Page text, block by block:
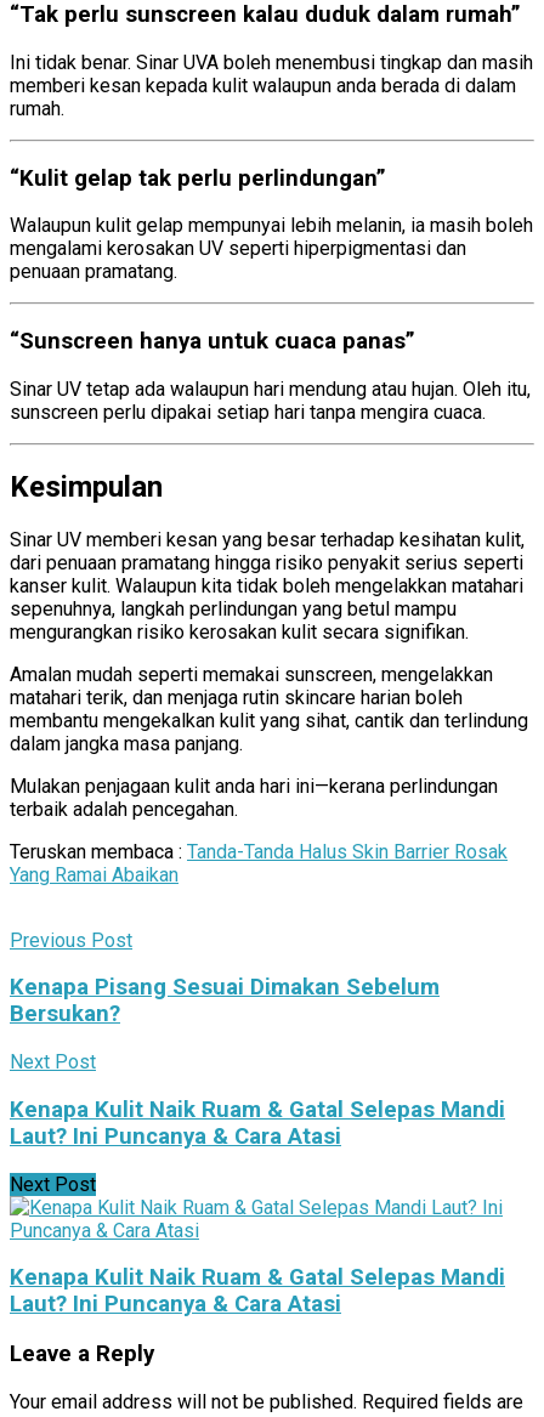
“Tak perlu sunscreen kalau duduk dalam rumah”
Ini tidak benar. Sinar UVA boleh menembusi tingkap dan masih
memberi kesan kepada kulit walaupun anda berada di dalam
rumah.
“Kulit gelap tak perlu perlindungan”
Walaupun kulit gelap mempunyai lebih melanin, ia masih boleh
mengalami kerosakan UV seperti hiperpigmentasi dan
penuaan pramatang.
“Sunscreen hanya untuk cuaca panas”
Sinar UV tetap ada walaupun hari mendung atau hujan. Oleh itu,
sunscreen perlu dipakai setiap hari tanpa mengira cuaca.
Kesimpulan
Sinar UV memberi kesan yang besar terhadap kesihatan kulit,
dari penuaan pramatang hingga risiko penyakit serius seperti
kanser kulit. Walaupun kita tidak boleh mengelakkan matahari
sepenuhnya, langkah perlindungan yang betul mampu
mengurangkan risiko kerosakan kulit secara signifikan.
Amalan mudah seperti memakai sunscreen, mengelakkan
matahari terik, dan menjaga rutin skincare harian boleh
membantu mengekalkan kulit yang sihat, cantik dan terlindung
dalam jangka masa panjang.
Mulakan penjagaan kulit anda hari ini—kerana perlindungan
terbaik adalah pencegahan.
Teruskan membaca : Tanda-Tanda Halus Skin Barrier Rosak
Yang Ramai Abaikan
Previous Post
Kenapa Pisang Sesuai Dimakan Sebelum
Bersukan?
Next Post
Kenapa Kulit Naik Ruam & Gatal Selepas Mandi
Laut? Ini Puncanya & Cara Atasi
Next Post
Kenapa Kulit Naik Ruam & Gatal Selepas Mandi
Laut? Ini Puncanya & Cara Atasi
Leave a Reply
Your email address will not be published. Required fields are